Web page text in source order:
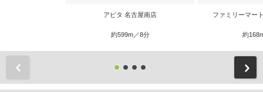
アピタ 名古屋南店
約599m／8分
ファミリーマー
約